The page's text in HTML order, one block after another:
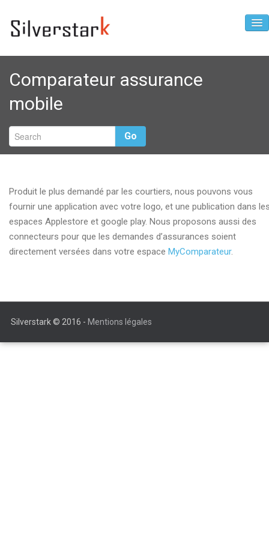
A propos
Productivité
Digital
Services
Lab
Espace courtiers
Comparateur assurance
mobile
Go
Produit le plus demandé par les courtiers, nous pouvons vous
fournir une application avec votre logo, et une publication dans
espaces Applestore et google play. Nous proposons aussi des
connecteurs pour que les demandes d’assurances soient
directement versées dans votre espace MyComparateur.
Silverstark © 2016 - Mentions légales